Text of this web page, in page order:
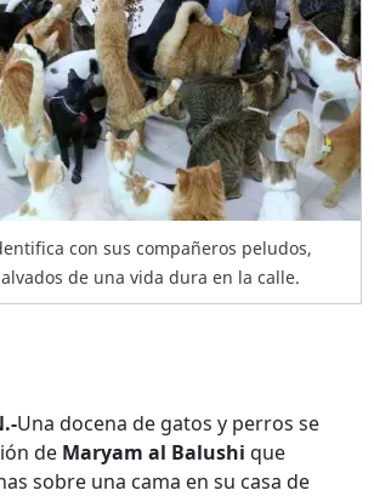
con sus compañeros peludos,
de una vida dura en la calle.
Una docena de gatos y perros se
de Maryam al Balushi que
sobre una cama en su casa de